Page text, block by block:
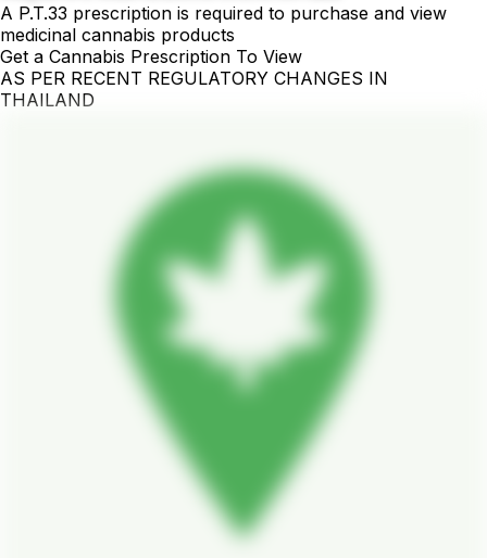
A P.T.33 prescription is required to purchase and view
medicinal cannabis products
Get a Cannabis Prescription To View
AS PER RECENT REGULATORY CHANGES IN
THAILAND